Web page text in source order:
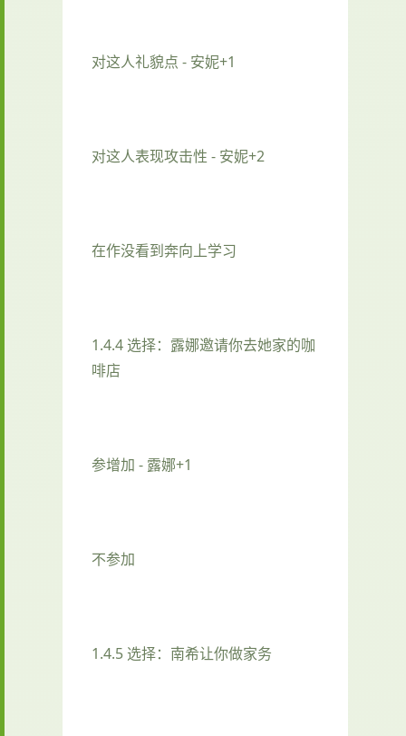
对这人礼貌点 - 安妮+1
对这人表现攻击性 - 安妮+2
在作没看到奔向上学习
1.4.4 选择：露娜邀请你去她家的咖
啡店
参增加 - 露娜+1
不参加
1.4.5 选择：南希让你做家务